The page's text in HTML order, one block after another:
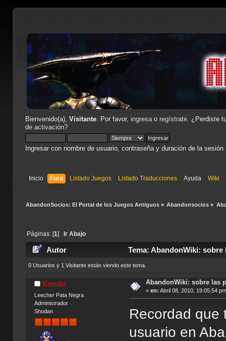
Bienvenido(a), Visitante. Por favor, ingresao regístrate. ¿Perdiste
de activación?
Ingresar con nombre de usuario, contraseña y duración de la sesión
Inicio Foro Listado Juegos Listado Traducciones Ayuda Wiki
AbandonSocios: El Portal de los Juegos Antiguos» Abandonsocios »
Páginas: [1] Ir Abajo
Autor Tema: AbandonWiki:
0 Usuarios y 1 Visitante están viendo este tema.
Kendo
Leecher Pata Negra
Administrador
Shodan
AbandonWiki: sobre las
« en: Abril 08, 2010, 19:05:54
Recordad que
usuario en